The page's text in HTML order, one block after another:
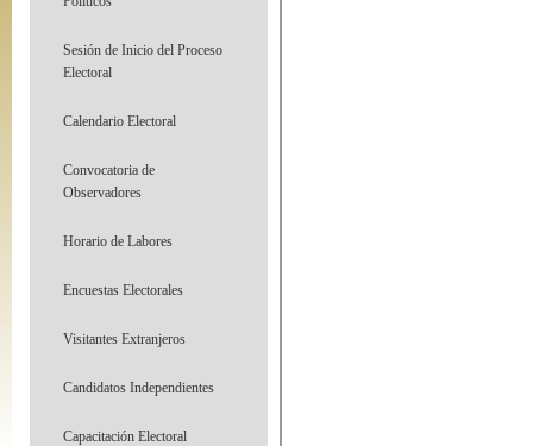
Sesión de Inicio del Proceso
Electoral
Calendario Electoral
Convocatoria de
Observadores
Horario de Labores
Encuestas Electorales
Visitantes Extranjeros
Candidatos Independientes
Capacitación Electoral